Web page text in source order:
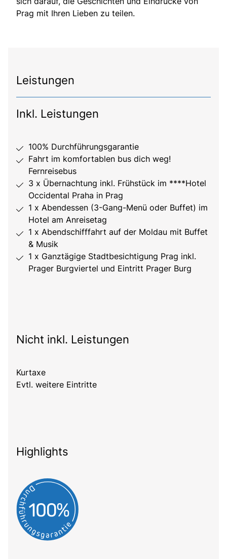
Prag mit Ihren Lieben zu teilen.
Leistungen
Inkl. Leistungen
100% Durchführungsgarantie
Fahrt im komfortablen bus dich weg!
Fernreisebus
3 x Übernachtung inkl. Frühstück im ****Hotel
Occidental Praha in Prag
1 x Abendessen (3-Gang-Menü oder Buffet) im
Hotel am Anreisetag
1 x Abendschifffahrt auf der Moldau mit Buffet
& Musik
1 x Ganztägige Stadtbesichtigung Prag inkl.
Prager Burgviertel und Eintritt Prager Burg
Nicht inkl. Leistungen
Kurtaxe
Evtl. weitere Eintritte
Highlights